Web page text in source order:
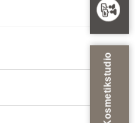
Zum Kosmetikstudio